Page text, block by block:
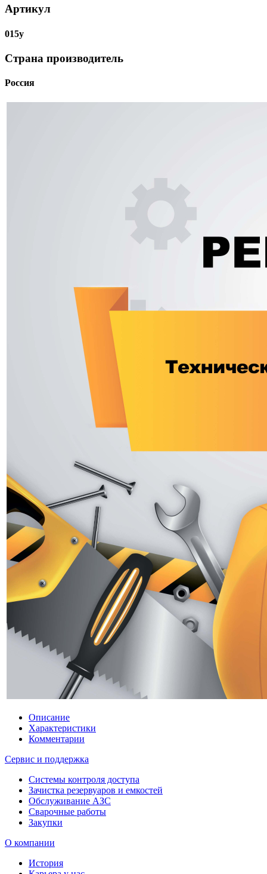
Артикул
015у
Страна производитель
Россия
Описание
Характеристики
Комментарии
Сервис и поддержка
Системы контроля доступа
Зачистка резервуаров и емкостей
Обслуживание АЗС
Сварочные работы
Закупки
О компании
История